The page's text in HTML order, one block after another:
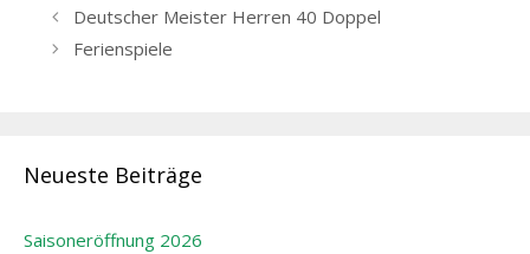
Beitrags-
Navigation
Deutscher Meister Herren 40 Doppel
Ferienspiele
Neueste Beiträge
Saisoneröffnung 2026